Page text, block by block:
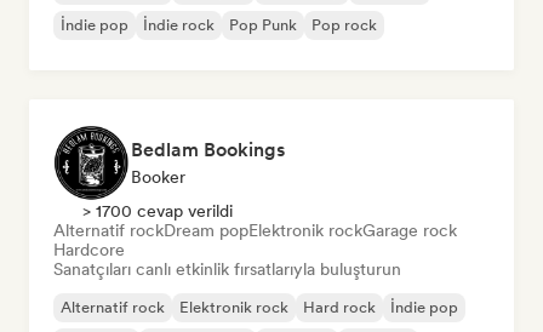
İndie pop
İndie rock Pop Punk Pop rock
Bedlam Bookings
Booker
> 1700 cevap verildi
Alternatif rockDream popElektronik rockGarage rock
Hardcore
Sanatçıları canlı etkinlik fırsatlarıyla buluşturun
Alternatif rock Elektronik rock Hard rock
İndie pop